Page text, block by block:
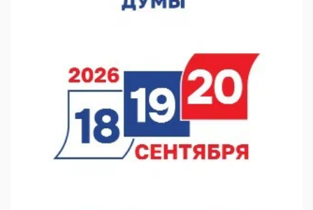
07.08.2026 14:01
В Нижегородской области выбрали лучшего лесного
пожарного
07.08.2026 13:48